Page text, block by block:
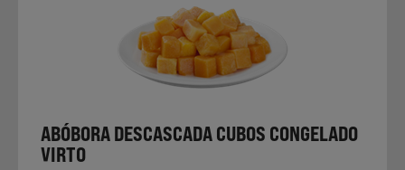
ABÓBORA DESCASCADA CUBOS CONGELADO
VIRTO